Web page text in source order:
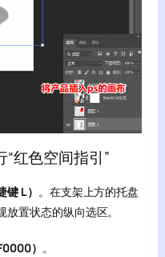
红色空间指引”
L） 。在支架上方的托盘
置状态的纵向选区。
） 。